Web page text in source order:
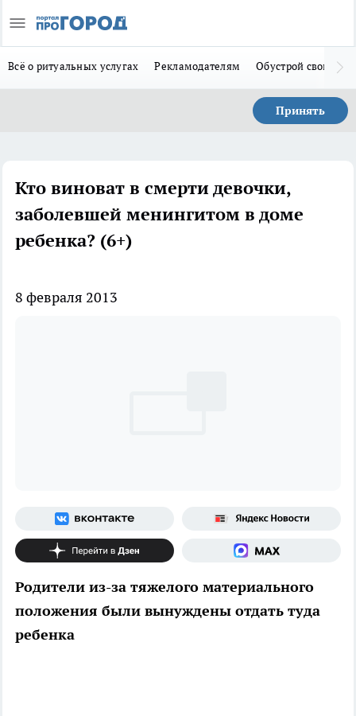
Всё о ритуальных услугах Рекламодателям Обустрой свой дом
Принять
Кто виноват в смерти девочки,
заболевшей менингитом в доме
ребенка? (6+)
8 февраля 2013
Родители из-за тяжелого материального
положения были вынуждены отдать туда
ребенка